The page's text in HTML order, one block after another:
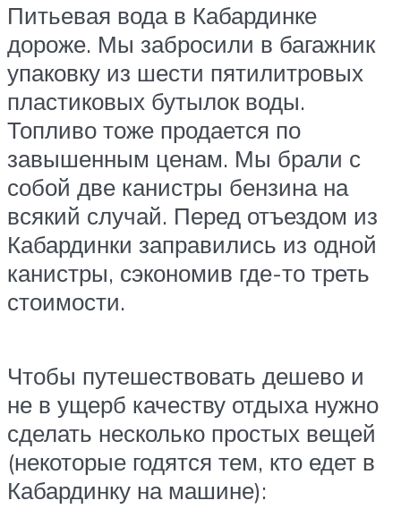
Питьевая вода в Кабардинке
дороже. Мы забросили в багажник
упаковку из шести пятилитровых
пластиковых бутылок воды.
Топливо тоже продается по
завышенным ценам. Мы брали с
собой две канистры бензина на
всякий случай. Перед отъездом из
Кабардинки заправились из одной
канистры, сэкономив где-то треть
стоимости.
Чтобы путешествовать дешево и
не в ущерб качеству отдыха нужно
сделать несколько простых вещей
(некоторые годятся тем, кто едет в
Кабардинку на машине):